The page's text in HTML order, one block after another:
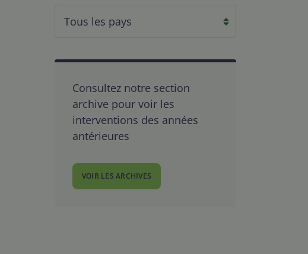
Consultez notre section
archive pour voir les
interventions des années
antérieures
VOIR LES ARCHIVES